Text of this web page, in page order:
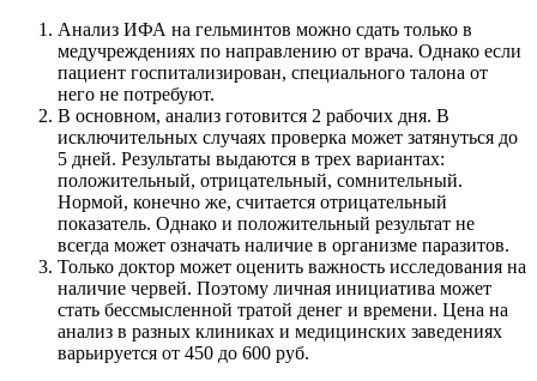
Анализ ИФА на гельминтов можно сдать только в
медучреждениях по направлению от врача. Однако если
пациент госпитализирован, специального талона от
него не потребуют.
В основном, анализ готовится 2 рабочих дня. В
исключительных случаях проверка может затянуться до
5 дней. Результаты выдаются в трех вариантах:
положительный, отрицательный, сомнительный.
Нормой, конечно же, считается отрицательный
показатель. Однако и положительный результат не
всегда может означать наличие в организме паразитов.
Только доктор может оценить важность исследования на
наличие червей. Поэтому личная инициатива может
стать бессмысленной тратой денег и времени. Цена на
анализ в разных клиниках и медицинских заведениях
варьируется от 450 до 600 руб.